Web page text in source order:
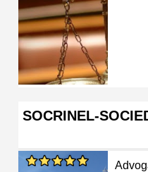
SOCRINEL-